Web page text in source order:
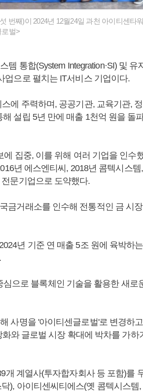
번째)이 2024년 12월24일 과천 아이티센타
로벌>
템 통합(System Integration·SI) 및 유
업으로 펼치는 IT서비스 기업이다.
에 주력하며, 공공기관, 교육기관,
설립 5년 만에 매출 1천억 원을 돌
집중, 이를 위해 여러 기업을 인수
년 에스엔티씨, 2018년 콤텍시스
문기업으로 도약했다.
금거래소를 인수해 전통적인 금 시
년 기준 연 매출 5조 원에 육박하
으로 블록체인 기술을 활용한 새로
사명을 '아이티센글로벌'로 변경하
와 글로벌 시장 확대에 박차를 가하
개 계열사(투자합자회사 등 포함)를
), 아이티센씨티에스(옛 콤텍시스템,